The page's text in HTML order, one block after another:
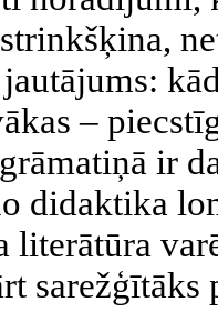
–
ir
didaktika
literātūra
sarežģītāks